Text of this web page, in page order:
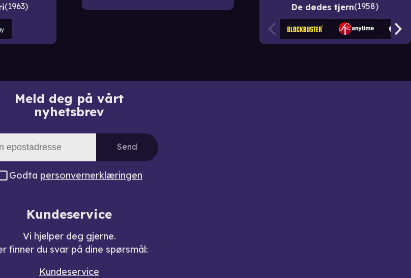
1963
De dødes tjern 1958
Meld deg på vårt
nyhetsbrev
Send
Godta personvernerklæringen
Kundeservice
Vi hjelper deg gjerne.
finner du svar på dine spørsmål:
Kundeservice